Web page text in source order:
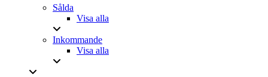
Sålda
Visa alla
Inkommande
Visa alla